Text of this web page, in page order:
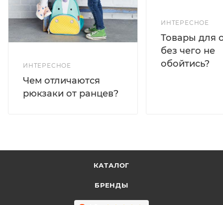
ИНТЕРЕСНОЕ
Чем отличаются
рюкзаки от ранцев?
ИНТЕРЕСНОЕ
Товары для
без чего не
обойтись?
КАТАЛОГ
БРЕНДЫ